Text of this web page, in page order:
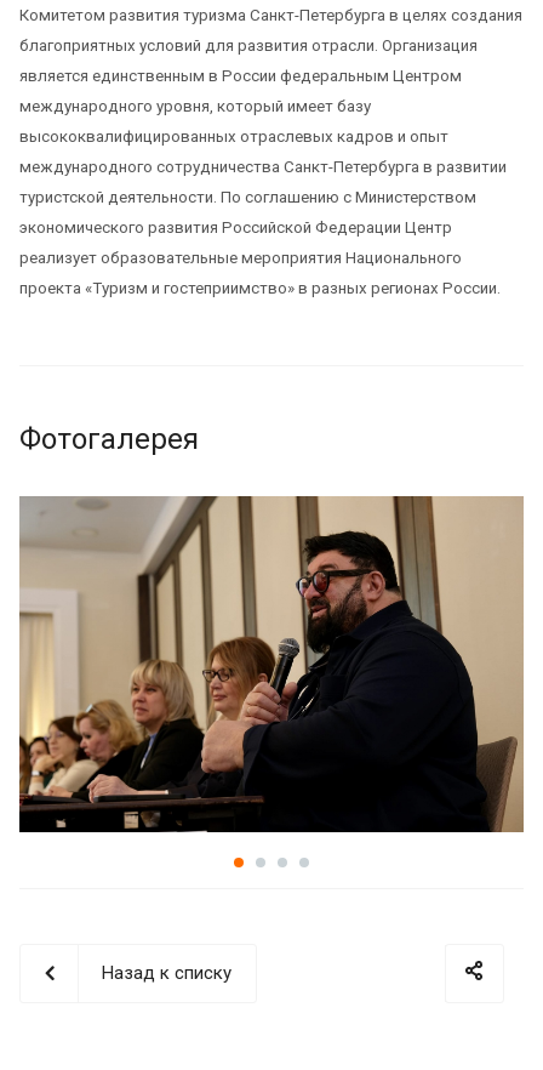
Комитетом развития туризма Санкт-Петербурга в целях создания
благоприятных условий для развития отрасли. Организация
является единственным в России федеральным Центром
международного уровня, который имеет базу
высококвалифицированных отраслевых кадров и опыт
международного сотрудничества Санкт-Петербурга в развитии
туристской деятельности. По соглашению с Министерством
экономического развития Российской Федерации Центр
реализует образовательные мероприятия Национального
проекта «Туризм и гостеприимство» в разных регионах России.
Фотогалерея
Назад к списку